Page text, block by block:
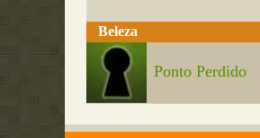
Beleza
Ponto Perdido